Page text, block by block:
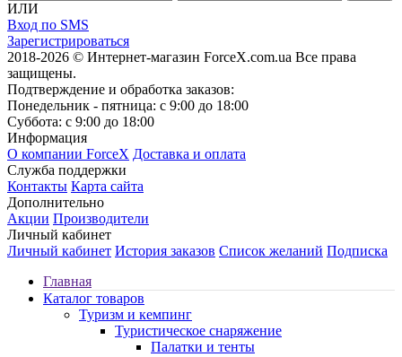
ИЛИ
Вход по SMS
Зарегистрироваться
2018-2026 © Интернет-магазин ForceX.com.ua Все права
защищены.
Подтверждение и обработка заказов:
Понедельник - пятница: с 9:00 до 18:00
Суббота: с 9:00 до 18:00
Информация
О компании ForceX Доставка и оплата
Служба поддержки
Контакты Карта сайта
Дополнительно
Акции Производители
Личный кабинет
Личный кабинет История заказов Список желаний Подписка
Главная
Каталог товаров
Туризм и кемпинг
Туристическое снаряжение
Палатки и тенты